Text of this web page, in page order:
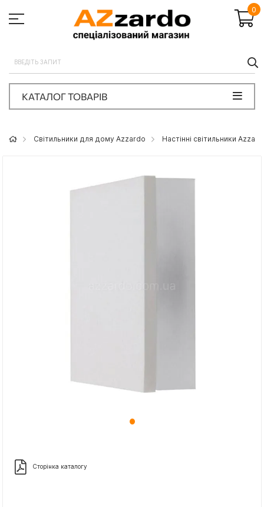
0
КАТАЛОГ ТОВАРІВ
Світильники для дому Azzardo Настінні світильники
Сторінка каталогу